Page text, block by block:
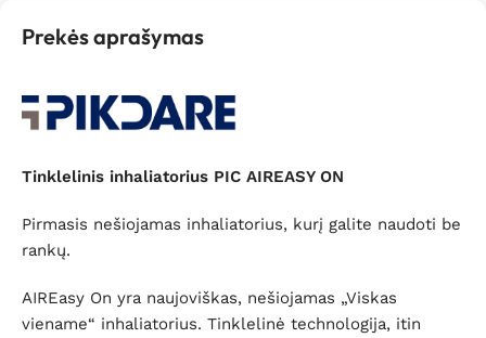
Prekės aprašymas
Tinklelinis inhaliatorius PIC AIREASY ON
Pirmasis nešiojamas inhaliatorius, kurį galite naudoti be
rankų.
AIREasy On yra naujoviškas, nešiojamas „Viskas
viename“ inhaliatorius. Tinklelinė technologija, itin